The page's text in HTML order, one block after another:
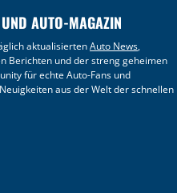
AUTO-MAGAZIN
aktualisiertenAuto News,
Berichten und der streng geheimen
für echte Auto-Fans und
aus der Welt der schnellen